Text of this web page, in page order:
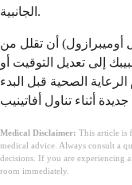
الجانبية.
أن تقلل من
إلى تعديل التوقيت أو
الصحية قبل البدء
Medical Disclaimer: This article is
medical advice. Always consult a
decisions. If you are experiencing
room immediately.